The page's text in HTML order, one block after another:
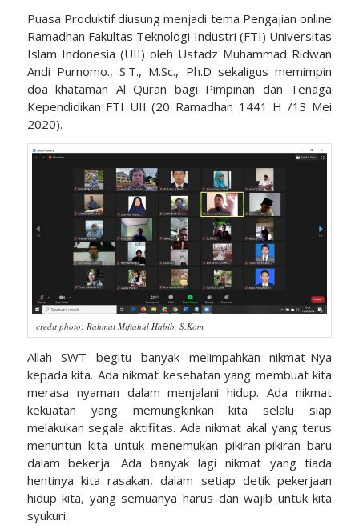
Puasa Produktif diusung menjadi tema Pengajian online
Ramadhan Fakultas Teknologi Industri (FTI) Universitas
Islam Indonesia (UII) oleh Ustadz Muhammad Ridwan
Andi Purnomo., S.T., M.Sc., Ph.D sekaligus memimpin
doa khataman Al Quran bagi Pimpinan dan Tenaga
Kependidikan FTI UII (20 Ramadhan 1441 H /13 Mei
2020).
credit photo: Rahmat Miftahul Habib, S.Kom
Allah SWT begitu banyak melimpahkan nikmat-Nya
kepada kita. Ada nikmat kesehatan yang membuat kita
merasa nyaman dalam menjalani hidup. Ada nikmat
kekuatan yang memungkinkan kita selalu siap
melakukan segala aktifitas. Ada nikmat akal yang terus
menuntun kita untuk menemukan pikiran-pikiran baru
dalam bekerja. Ada banyak lagi nikmat yang tiada
hentinya kita rasakan, dalam setiap detik pekerjaan
hidup kita, yang semuanya harus dan wajib untuk kita
syukuri.